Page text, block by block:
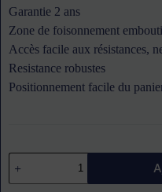
Garantie 2 ans
Zone de foisonnement
Accès facile aux résistances,
Resistance robustes
Positionnement facile du
quantité
de
Friteuse